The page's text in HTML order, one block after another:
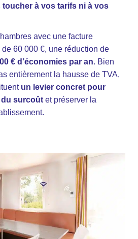
Follow Us
Fb.
toucher à vos tarifs ni à vos
avec une facture
60 000 €, une réduction de
€ d’économies par an. Bien
entièrement la hausse de TVA,
un levier concret pour
surcoût et préserver la